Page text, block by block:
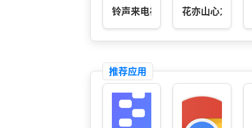
铃声来电视频秀 花亦山心之月
推荐应用